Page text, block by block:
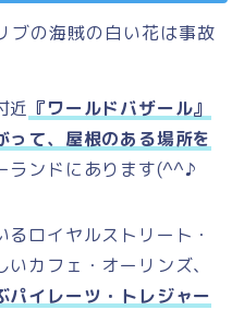
近 『ワールドバザール』
って、屋根のある場所を
ランドにあります(^^♪
ロイヤルストリート・
カフェ・オーリンズ、
パイレーツ・トレジャー